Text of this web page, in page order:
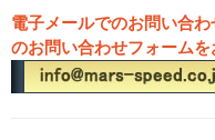
電子メールでのお問い合
のお問い合わせフォームを